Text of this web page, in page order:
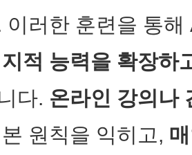
이러한 훈련을 통
적 능력을 확장하
다. 온라인 강의나
원칙을 익히고,